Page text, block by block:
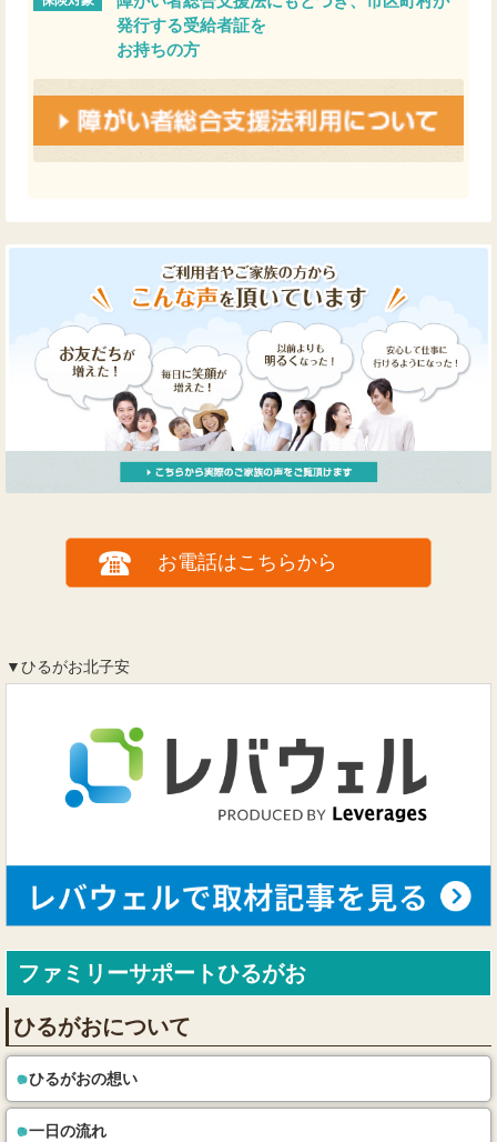
発行する受給者証を
お持ちの方
お電話はこちらから
▼ひるがお北子安
ファミリーサポートひるがお
ひるがおについて
ひるがおの想い
一日の流れ